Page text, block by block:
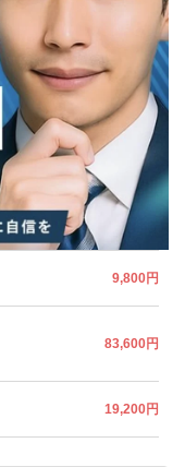
9,800円
83,600円
19,200円